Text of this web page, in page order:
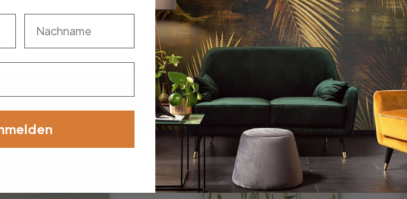
Fedrau - Frieden (4-teilig)
Hartschaumbild Monet - Mohnfeld bei Argenteuil
ab36.90
ab